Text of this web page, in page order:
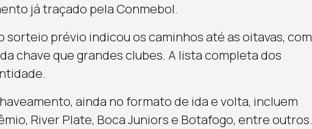
já traçado pela Conmebol.
prévio indicou os caminhos até as oitavas, com
chave que grandes clubes. A lista completa dos
ainda no formato de ida e volta, incluem
River Plate, Boca Juniors e Botafogo, entre outros.